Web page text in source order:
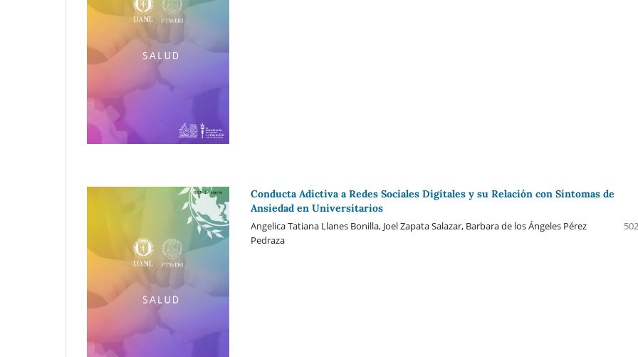
Conducta Adictiva a Redes Sociales Digitales y su Relación con Síntomas de
Ansiedad en Universitarios
Angelica Tatiana Llanes Bonilla, Joel Zapata Salazar, Barbara de los Ángeles Pérez
Pedraza